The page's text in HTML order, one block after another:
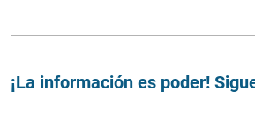
¡La información es poder!